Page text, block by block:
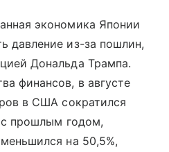
экономика Японии
давление из-за пошлин,
Дональда Трампа.
финансов, в августе
в США сократился
с прошлым годом,
на 50,5%,